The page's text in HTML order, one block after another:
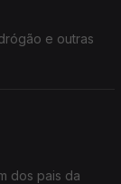
e outras
dos pais da